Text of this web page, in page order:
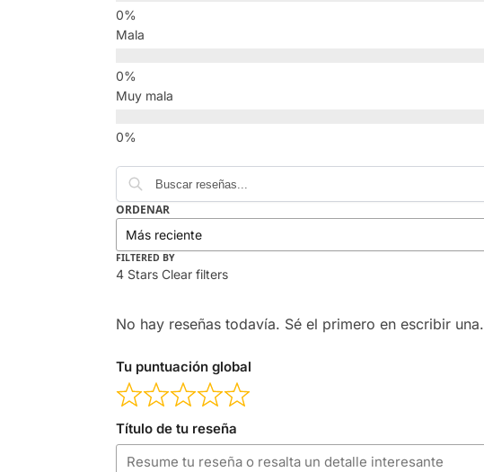
Mala
Muy mala
ORDENAR
FILTERED BY
4 Stars Clear filters
No hay reseñas todavía. Sé el primero en escribir una.
Tu puntuación global
Título de tu reseña